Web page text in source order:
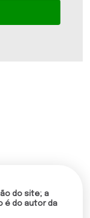
do site; a
é do autor da